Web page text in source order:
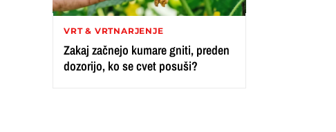
VRT & VRTNARJENJE
Zakaj začnejo kumare gniti, preden
dozorijo, ko se cvet posuši?